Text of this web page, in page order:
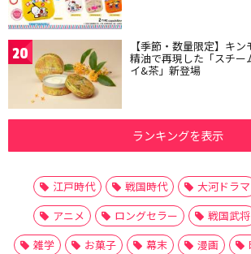
20 【季節・数量限定】キ
精油で再現した「スチー
イ&茶」新登場
ランキングを表示
江戸時代 戦国時代 大河ドラマ
アニメ
ロングセラー 戦国武将
雑学
お菓子 幕末 漫画